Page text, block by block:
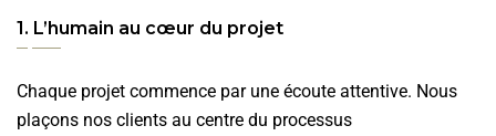
1. L’humain au cœur du projet
Chaque projet commence par une écoute attentive. Nous
plaçons nos clients au centre du processus